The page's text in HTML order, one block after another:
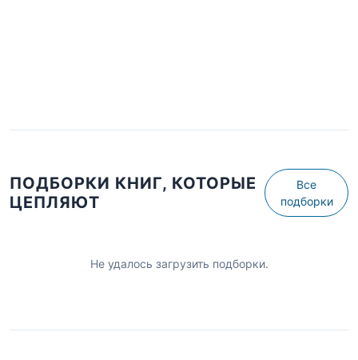
ПОДБОРКИ КНИГ, КОТОРЫЕ
ЦЕПЛЯЮТ
Все
подборки
Не удалось загрузить подборки.